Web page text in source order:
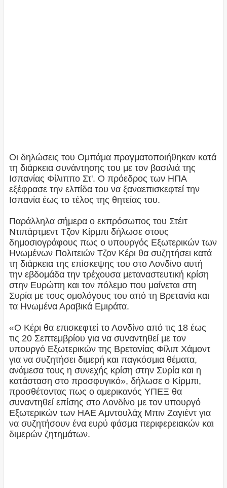
Οι δηλώσεις του Ομπάμα πραγματοποιήθηκαν κατά
τη διάρκεια συνάντησης του με τον βασιλιά της
Ισπανίας Φίλιππο Στ'. Ο πρόεδρος των ΗΠΑ
εξέφρασε την ελπίδα του να ξαναεπισκεφτεί την
Ισπανία έως το τέλος της θητείας του.
Παράλληλα σήμερα ο εκπρόσωπος του Στέιτ
Ντιπάρτμεντ Τζον Κίρμπι δήλωσε στους
δημοσιογράφους πως ο υπουργός Εξωτερικών των
Ηνωμένων Πολιτειών Τζον Κέρι θα συζητήσει κατά
τη διάρκεια της επίσκεψης του στο Λονδίνο αυτή
την εβδομάδα την τρέχουσα μεταναστευτική κρίση
στην Ευρώπη και τον πόλεμο που μαίνεται στη
Συρία με τους ομολόγους του από τη Βρετανία και
τα Ηνωμένα Αραβικά Εμιράτα.
«Ο Κέρι θα επισκεφτεί το Λονδίνο από τις 18 έως
τις 20 Σεπτεμβρίου για να συναντηθεί με τον
υπουργό Εξωτερικών της Βρετανίας Φίλιπ Χάμοντ
για να συζητήσει διμερή και παγκόσμια θέματα,
ανάμεσα τους η συνεχής κρίση στην Συρία και η
κατάσταση στο προσφυγικό», δήλωσε ο Κίρμπι,
προσθέτοντας πως ο αμερικανός ΥΠΕΞ θα
συναντηθεί επίσης στο Λονδίνο με τον υπουργό
Εξωτερικών των ΗΑΕ Αμντουλάχ Μπιν Ζαγιέντ για
να συζητήσουν ένα ευρύ φάσμα περιφερειακών και
διμερών ζητημάτων.